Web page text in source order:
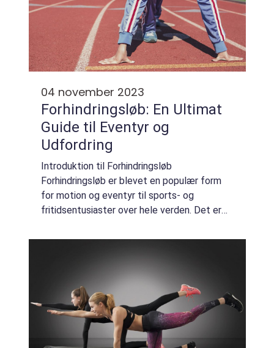
04 november 2023
Forhindringsløb: En Ultimat
Guide til Eventyr og
Udfordring
Introduktion til Forhindringsløb
Forhindringsløb er blevet en populær form
for motion og eventyr til sports- og
fritidsentusiaster over hele verden. Det er
styrke, udholdenhed og mental fokus i en